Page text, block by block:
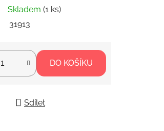
Skladem (1 ks)
31913
DO KOŠÍKU
Sdílet